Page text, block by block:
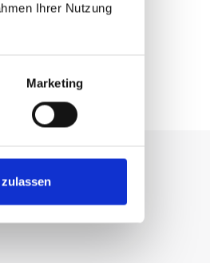
Ihrer Nutzung
Marketing